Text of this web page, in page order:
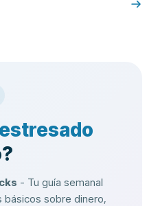
estresado
- Tu guía semanal
básicos sobre dinero,